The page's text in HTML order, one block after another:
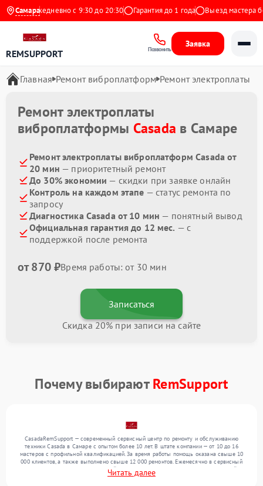
Самара
Ежедневно с 9:30 до 20:30 Гарантия до 1 года Выезд мастера
REMSUPPORT Позвонить
Заявка
Главная Ремонт виброплатформ Ремонт электроплаты
Ремонт электроплаты
виброплатформы Casada в Самаре
Ремонт электроплаты виброплатформ Casada от
20 мин — приоритетный ремонт
До 30% экономии — скидки при заявке онлайн
Контроль на каждом этапе — статус ремонта по
запросу
Диагностика Casada от 10 мин — понятный вывод
Официальная гарантия до 12 мес. — с
поддержкой после ремонта
от 870 ₽Время работы: от 30 мин
Записаться
Скидка 20% при записи на сайте
Почему выбираютRemSupport
CasadaRemSupport — современный сервисный центр по ремонту и обслуживанию
техники Casada в Самаре с опытом более 10 лет. В штате компании — от 10 до 16
мастеров с профильной квалификацией. За время работы помощь оказана свыше 10
000 клиентов, а также выполнено свыше 12 000 ремонтов. Ежемесячно в сервисный
центр поступает более 300 устройств, включая , , . Мы беремся за задачи любой
сложности и предлагаем стабильный уровень сервиса благодаря отлаженным
Читать далее